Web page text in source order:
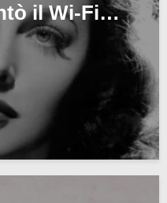
il Wi-Fi…